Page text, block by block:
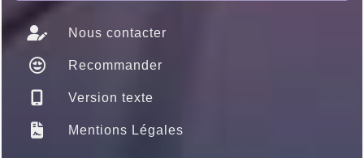
Nous contacter
Recommander
Version texte
Mentions Légales